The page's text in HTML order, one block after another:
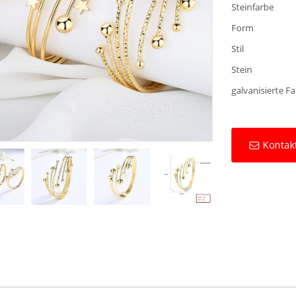
Steinfarbe
Form
Stil
Stein
galvanisierte